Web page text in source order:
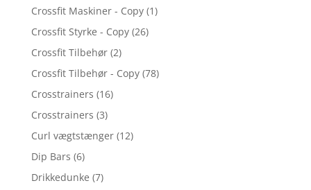
Crossfit Maskiner - Copy (1)
Crossfit Styrke - Copy (26)
Crossfit Tilbehør (2)
Crossfit Tilbehør - Copy (78)
Crosstrainers (16)
Crosstrainers (3)
Curl vægtstænger (12)
Dip Bars (6)
Drikkedunke (7)